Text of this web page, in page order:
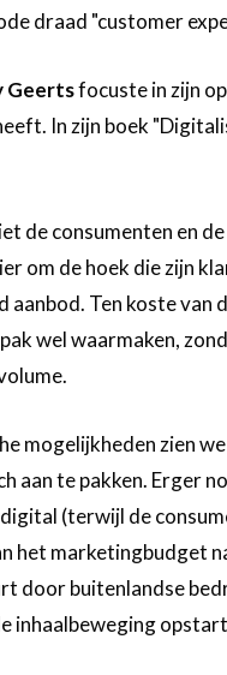
draad "customer
Geertsfocuste in zijn
In zijn boek
de consumenten en
om de hoek die zijn
Ten koste van
wel waarmaken,
mogelijkheden zien
aan te pakken. Erger
(terwijl de
het marketingbudget
door buitenlandse
inhaalbeweging